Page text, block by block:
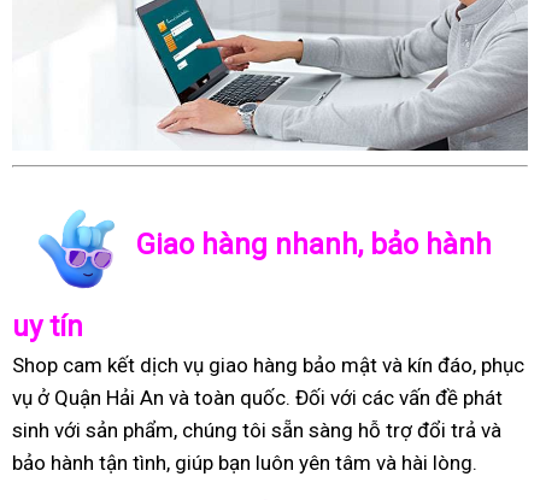
Giao hàng nhanh, bảo hành
uy tín
Shop cam kết dịch vụ giao hàng bảo mật và kín đáo, phục
vụ ở Quận Hải An và toàn quốc. Đối với các vấn đề phát
sinh với sản phẩm, chúng tôi sẵn sàng hỗ trợ đổi trả và
bảo hành tận tình, giúp bạn luôn yên tâm và hài lòng.